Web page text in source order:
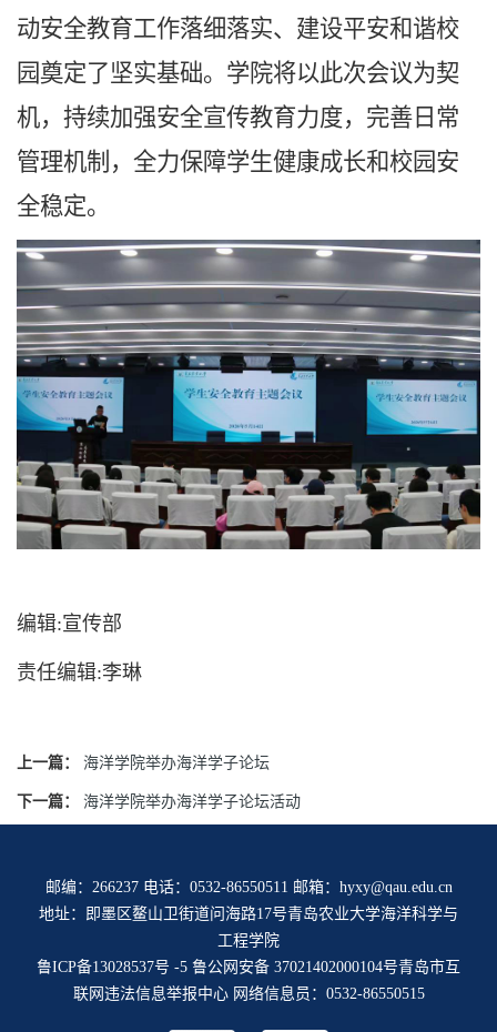
动安全教育工作落细落实、建设平安和谐校
园奠定了坚实基础。学院将以此次会议为契
机，持续加强安全宣传教育力度，完善日常
管理机制，全力保障学生健康成长和校园安
全稳定。
编辑:宣传部
责任编辑:李琳
上一篇： 海洋学院举办海洋学子论坛
下一篇： 海洋学院举办海洋学子论坛活动
邮编：266237 电话：0532-86550511 邮箱：hyxy@qau.edu.cn
地址：即墨区鳌山卫街道问海路17号青岛农业大学海洋科学与
工程学院
鲁ICP备13028537号 -5 鲁公网安备 37021402000104号青岛市互
联网违法信息举报中心网络信息员：0532-86550515